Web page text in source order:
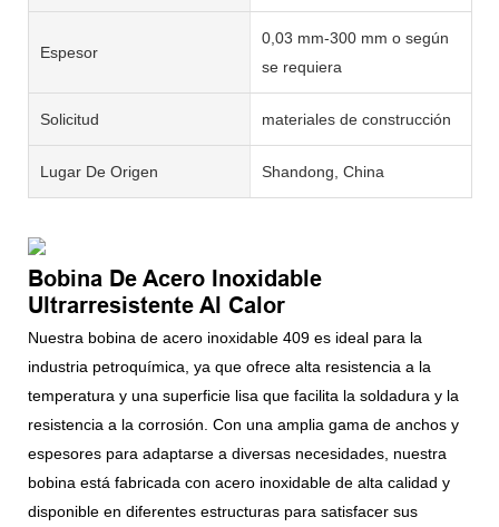
Espesor
0,03 mm-300 mm o según
se requiera
Solicitud materiales de construcción
Lugar De Origen Shandong, China
Bobina De Acero Inoxidable
Ultrarresistente Al Calor
Nuestra bobina de acero inoxidable 409 es ideal para la
industria petroquímica, ya que ofrece alta resistencia a la
temperatura y una superficie lisa que facilita la soldadura y la
resistencia a la corrosión. Con una amplia gama de anchos y
espesores para adaptarse a diversas necesidades, nuestra
bobina está fabricada con acero inoxidable de alta calidad y
disponible en diferentes estructuras para satisfacer sus